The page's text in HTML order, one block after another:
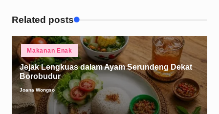
Related posts
Posted
Makanan Enak
Jejak Lengkuas dalam Ayam Serundeng Dekat
Borobudur
Posted
by
Joana Wongso